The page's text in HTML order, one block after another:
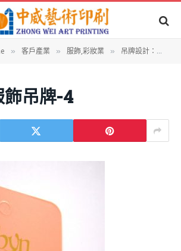
» 客戶產業 » 服飾,彩妝業 » 吊牌設計：Bernini服飾吊牌
吊牌-4